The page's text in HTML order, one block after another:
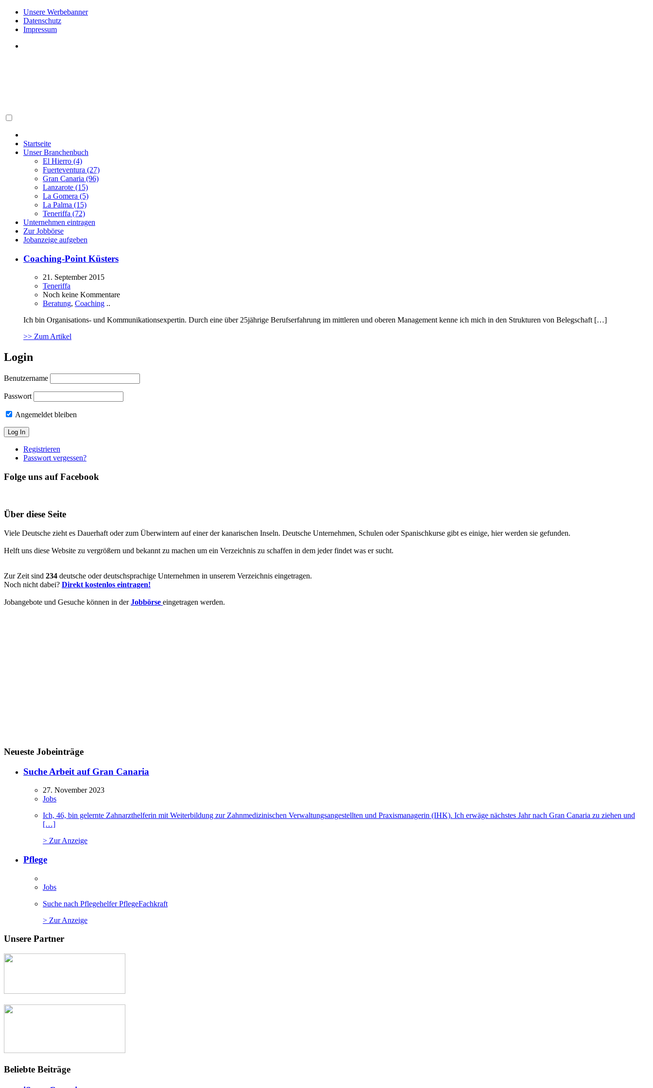
Unsere Werbebanner
Datenschutz
Impressum
Startseite
Unser Branchenbuch
El Hierro (4)
Fuerteventura (27)
Gran Canaria (96)
Lanzarote (15)
La Gomera (5)
La Palma (15)
Teneriffa (72)
Unternehmen eintragen
Zur Jobbörse
Jobanzeige aufgeben
Coaching-Point Küsters
21. September 2015
Teneriffa
Noch keine Kommentare
Beratung, Coaching ..
Ich bin Organisations- und Kommunikationsexpertin. Durch eine über 25jährige Berufserfahrung im mittleren und oberen Management kenne ich mich in den Strukturen von Belegschaft […]
>> Zum Artikel
Login
Benutzername
Passwort
Angemeldet bleiben
Registrieren
Passwort vergessen?
Folge uns auf Facebook
Über diese Seite
Viele Deutsche zieht es Dauerhaft oder zum Überwintern auf einer der kanarischen Inseln. Deutsche Unternehmen, Schulen oder Spanischkurse gibt es einige, hier werden sie gefunden.
Helft uns diese Website zu vergrößern und bekannt zu machen um ein Verzeichnis zu schaffen in dem jeder findet was er sucht.
Zur Zeit sind 234 deutsche oder deutschsprachige Unternehmen in unserem Verzeichnis eingetragen.
Noch nicht dabei? Direkt kostenlos eintragen!
Jobangebote und Gesuche können in derJobbörse eingetragen werden.
Neueste Jobeinträge
Suche Arbeit auf Gran Canaria
27. November 2023
Jobs
Ich, 46, bin gelernte Zahnarzthelferin mit Weiterbildung zur Zahnmedizinischen Verwaltungsangestellten und Praxismanagerin (IHK). Ich erwäge nächstes Jahr nach Gran Canaria zu ziehen und
[…]
> Zur Anzeige
Pflege
Jobs
Suche nach Pflegehelfer PflegeFachkraft
> Zur Anzeige
Unsere Partner
Beliebte Beiträge